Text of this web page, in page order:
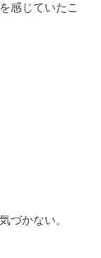
感じていたこ
づかない。